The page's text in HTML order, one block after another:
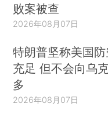
败案被查
2026年08月07日
特朗普坚称美国
充足 但不会向乌
多
2026年08月07日